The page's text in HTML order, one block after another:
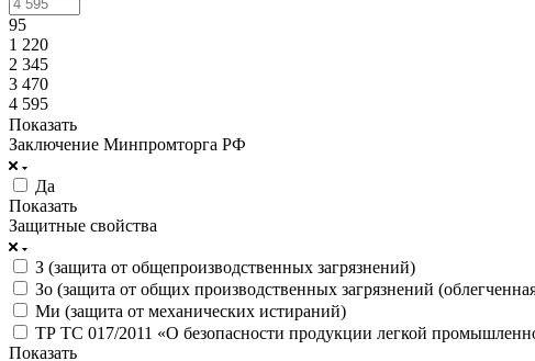
95
1 220
2 345
3 470
4 595
Показать
Заключение Минпромторга РФ
Да
Показать
Защитные свойства
З (защита от общепроизводственных загрязнений)
Зо (защита от общих производственных загрязнений
Ми (защита от механических истираний)
ТР ТС 017/2011 «О безопасности продукции легкой
Показать